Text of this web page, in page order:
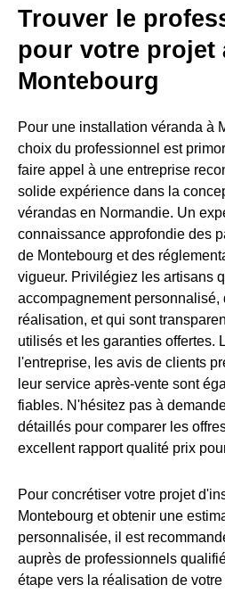
Trouver le
pour votre projet
Montebourg
Pour une installation véranda à
choix du professionnel est
faire appel à une entreprise
solide expérience dans la
vérandas en Normandie. Un
connaissance approfondie des
de Montebourg et des
vigueur. Privilégiez les artisans
accompagnement personnalisé,
réalisation, et qui sont
utilisés et les garanties offertes.
l'entreprise, les avis de clients
leur service après-vente sont
fiables. N'hésitez pas à
détaillés pour comparer les
excellent rapport qualité prix
Pour concrétiser votre projet
Montebourg et obtenir une
personnalisée, il est
auprès de professionnels
étape vers la réalisation de